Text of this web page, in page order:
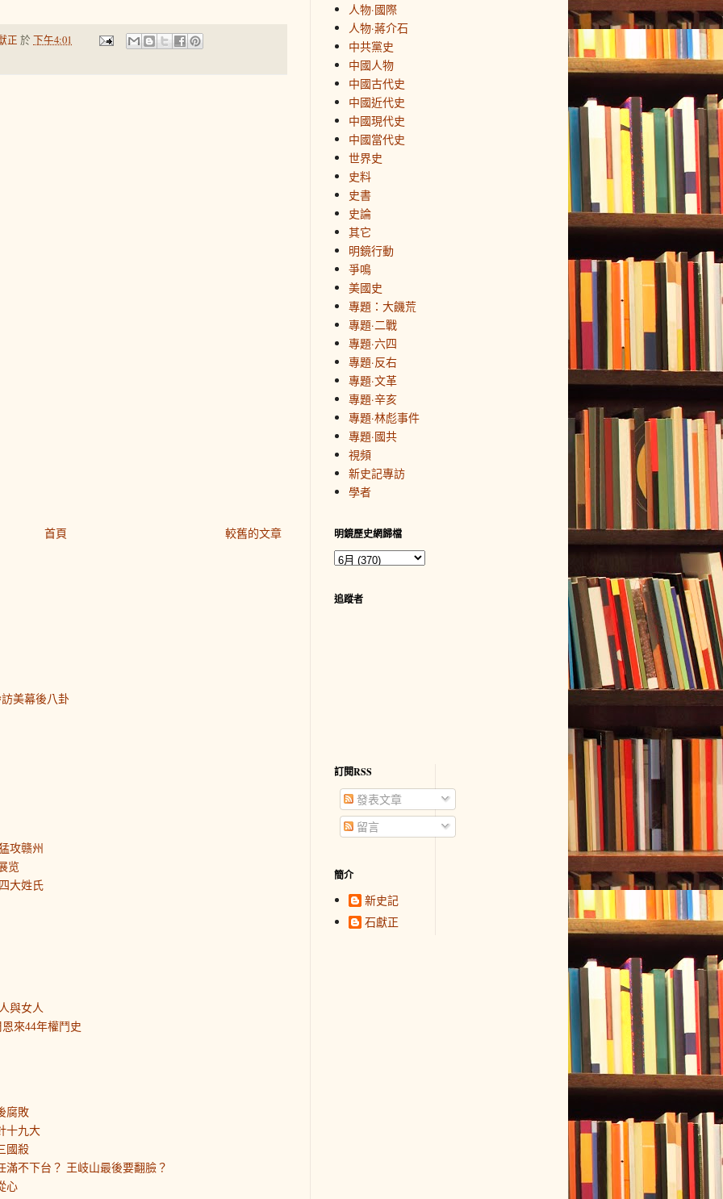
正 於 下午4:01
較舊的文章
首頁
美幕後八卦
攻赣州
览
大姓氏
與女人
來44年權鬥史
腐敗
十九大
國殺
不下台？ 王岐山最後要翻臉？
心
人物·國際
人物·蔣介石
中共黨史
中國人物
中國古代史
中國近代史
中國現代史
中國當代史
世界史
史料
史書
史論
其它
明鏡行動
爭鳴
美國史
專題：大饑荒
專題·二戰
專題·六四
專題·反右
專題·文革
專題·辛亥
專題·林彪事件
專題·國共
視頻
新史記專訪
學者
明鏡歷史網歸檔
追蹤者
訂閱RSS
發表文章
留言
簡介
新史記
石獻正